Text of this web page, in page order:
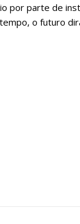
por parte de
o futuro